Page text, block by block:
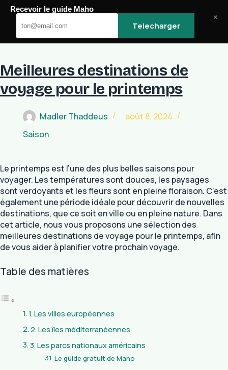
Passer
contenu
Maho
Meilleures destinations de
voyage pour le printemps
Madler Thaddeus
août 8, 2024
Saison
Le printemps est l’une des plus belles saisons pour
voyager. Les températures sont douces, les paysages
sont verdoyants et les fleurs sont en pleine floraison. C’est
également une période idéale pour découvrir de nouvelles
destinations, que ce soit en ville ou en pleine nature. Dans
cet article, nous vous proposons une sélection des
meilleures destinations de voyage pour le printemps, afin
de vous aider à planifier votre prochain voyage.
Table des matières
1. Les villes européennes
2. Les îles méditerranéennes
3. Les parcs nationaux américains
Le guide gratuit de Maho
Recevoir le guide Maho
Telecharger
×